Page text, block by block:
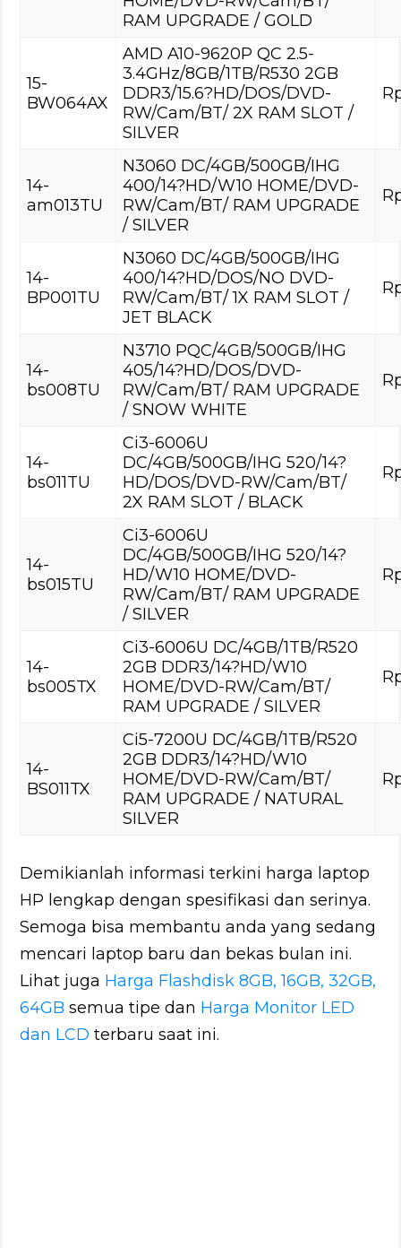
RAM UPGRADE / GOLD
15-
BW064AX
AMD A10-9620P QC 2.5-
3.4GHz/8GB/1TB/R530 2GB
DDR3/15.6?HD/DOS/DVD-
RW/Cam/BT/ 2X RAM SLOT /
SILVER
14-
am013TU
N3060 DC/4GB/500GB/IHG
400/14?HD/W10 HOME/DVD-
RW/Cam/BT/ RAM UPGRADE
/ SILVER
14-
BP001TU
N3060 DC/4GB/500GB/IHG
400/14?HD/DOS/NO DVD-
RW/Cam/BT/ 1X RAM SLOT /
JET BLACK
14-
bs008TU
N3710 PQC/4GB/500GB/IHG
405/14?HD/DOS/DVD-
RW/Cam/BT/ RAM UPGRADE
/ SNOW WHITE
14-
bs011TU
Ci3-6006U
DC/4GB/500GB/IHG 520/14?
HD/DOS/DVD-RW/Cam/BT/
2X RAM SLOT / BLACK
14-
bs015TU
Ci3-6006U
DC/4GB/500GB/IHG 520/14?
HD/W10 HOME/DVD-
RW/Cam/BT/ RAM UPGRADE
/ SILVER
14-
bs005TX
Ci3-6006U DC/4GB/1TB/R520
2GB DDR3/14?HD/W10
HOME/DVD-RW/Cam/BT/
RAM UPGRADE / SILVER
14-
BS011TX
Ci5-7200U DC/4GB/1TB/R520
2GB DDR3/14?HD/W10
HOME/DVD-RW/Cam/BT/
RAM UPGRADE / NATURAL
SILVER
Demikianlah informasi terkini harga laptop
HP lengkap dengan spesifikasi dan serinya.
Semoga bisa membantu anda yang sedang
mencari laptop baru dan bekas bulan ini.
Lihat juga Harga Flashdisk 8GB, 16GB, 32GB,
64GB semua tipe dan Harga Monitor LED
dan LCD terbaru saat ini.